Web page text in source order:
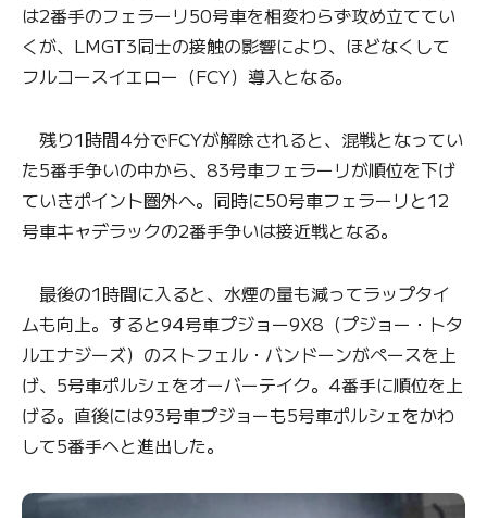
は2番手のフェラーリ50号車を相変わらず攻め立ててい
くが、LMGT3同士の接触の影響により、ほどなくして
フルコースイエロー（FCY）導入となる。
残り1時間4分でFCYが解除されると、混戦となってい
た5番手争いの中から、83号車フェラーリが順位を下げ
ていきポイント圏外へ。同時に50号車フェラーリと12
号車キャデラックの2番手争いは接近戦となる。
最後の1時間に入ると、水煙の量も減ってラップタイ
ムも向上。すると94号車プジョー9X8（プジョー・トタ
ルエナジーズ）のストフェル・バンドーンがペースを上
げ、5号車ポルシェをオーバーテイク。4番手に順位を上
げる。直後には93号車プジョーも5号車ポルシェをかわ
して5番手へと進出した。